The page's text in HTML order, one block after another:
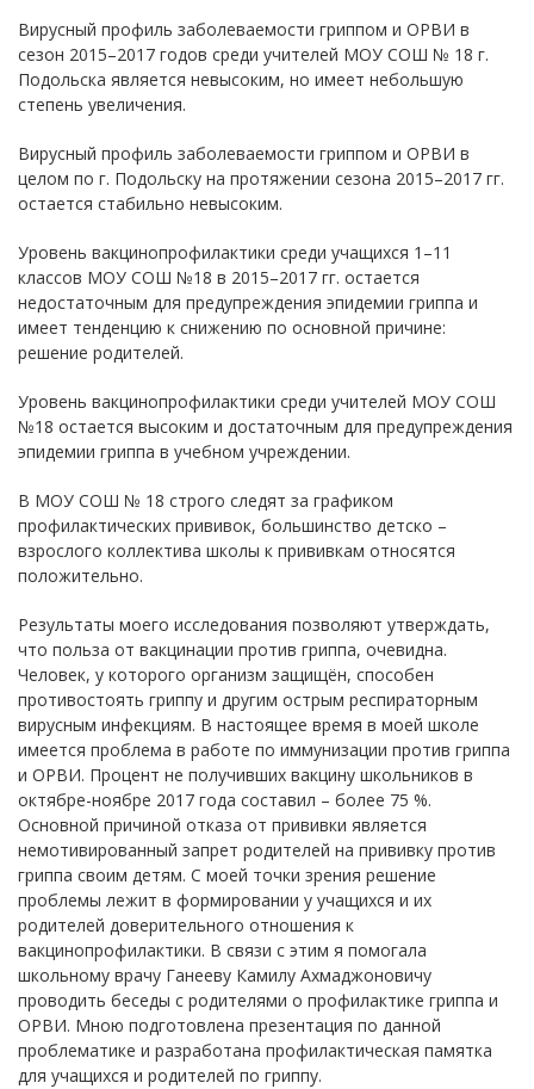
Вирусный профиль заболеваемости гриппом и ОРВИ в
сезон 2015–2017 годов среди учителей МОУ СОШ № 18 г.
Подольска является невысоким, но имеет небольшую
степень увеличения.
Вирусный профиль заболеваемости гриппом и ОРВИ в
целом по г. Подольску на протяжении сезона 2015–2017 гг.
остается стабильно невысоким.
Уровень вакцинопрофилактики среди учащихся 1–11
классов МОУ СОШ №18 в 2015–2017 гг. остается
недостаточным для предупреждения эпидемии гриппа и
имеет тенденцию к снижению по основной причине:
решение родителей.
Уровень вакцинопрофилактики среди учителей МОУ СОШ
№18 остается высоким и достаточным для предупреждения
эпидемии гриппа в учебном учреждении.
В МОУ СОШ № 18 строго следят за графиком
профилактических прививок, большинство детско –
взрослого коллектива школы к прививкам относятся
положительно.
Результаты моего исследования позволяют утверждать,
что польза от вакцинации против гриппа, очевидна.
Человек, у которого организм защищён, способен
противостоять гриппу и другим острым респираторным
вирусным инфекциям. В настоящее время в моей школе
имеется проблема в работе по иммунизации против гриппа
и ОРВИ. Процент не получивших вакцину школьников в
октябре-ноябре 2017 года составил – более 75 %.
Основной причиной отказа от прививки является
немотивированный запрет родителей на прививку против
гриппа своим детям. С моей точки зрения решение
проблемы лежит в формировании у учащихся и их
родителей доверительного отношения к
вакцинопрофилактики. В связи с этим я помогала
школьному врачу Ганееву Камилу Ахмаджоновичу
проводить беседы с родителями о профилактике гриппа и
ОРВИ. Мною подготовлена презентация по данной
проблематике и разработана профилактическая памятка
для учащихся и родителей по гриппу.